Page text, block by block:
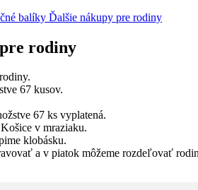
balíky Ďalšie nákupy pre rodiny
rodiny
67 kusov.
67 ks vyplatená.
v mraziaku.
klobásku.
a v piatok môžeme rozdeľovať